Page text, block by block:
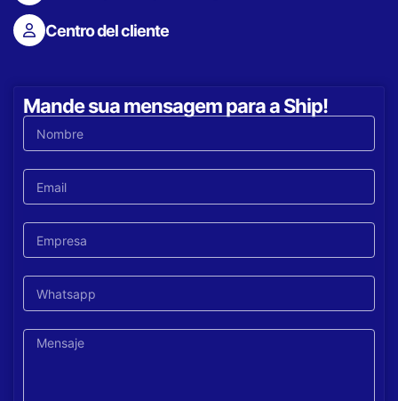
Centro del cliente
Mande sua mensagem para a Ship!